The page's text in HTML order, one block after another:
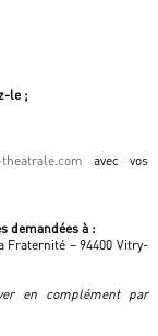
le ;
avec vos
demandées à :
Fraternité – 94400 Vitry-
en complément par